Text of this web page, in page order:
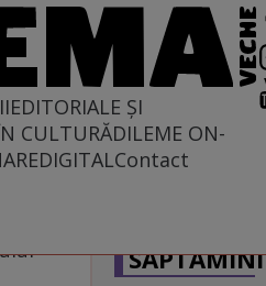
EDITORIALE ȘI
CULTURĂDILEME ON-
DIGITALContact